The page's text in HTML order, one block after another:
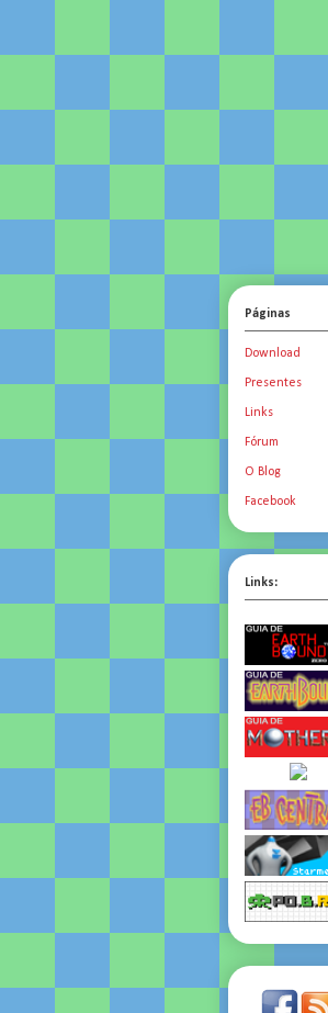
Páginas
Download
Presentes
Links
Fórum
O Blog
Facebook
Links: